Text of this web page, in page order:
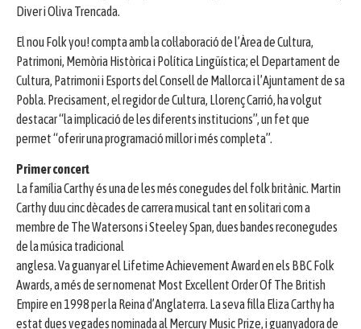
Diver i Oliva Trencada.
El nou Folk you! compta amb la col·laboració de l’Àrea de Cultura,
Patrimoni, Memòria Històrica i Política Lingüística; el Departament de
Cultura, Patrimoni i Esports del Consell de Mallorca i l’Ajuntament de sa
Pobla. Precisament, el regidor de Cultura, Llorenç Carrió, ha volgut
destacar “la implicació de les diferents institucions”, un fet que
permet “oferir una programació millor i més completa”.
Primer concert
La família Carthy és una de les més conegudes del folk britànic. Martin
Carthy duu cinc dècades de carrera musical tant en solitari com a
membre de The Watersons i Steeley Span, dues bandes reconegudes
de la música tradicional
anglesa. Va guanyar el Lifetime Achievement Award en els BBC Folk
Awards, a més de ser nomenat Most Excellent Order Of The British
Empire en 1998 per la Reina d’Anglaterra. La seva filla Eliza Carthy ha
estat dues vegades nominada al Mercury Music Prize, i guanyadora de